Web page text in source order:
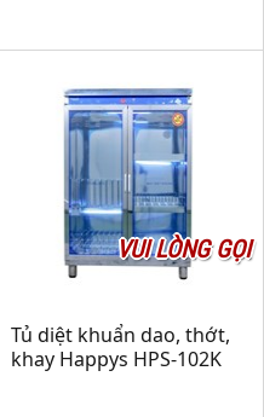
VUI LÒNG GỌI
Tủ diệt khuẩn dao, thớt,
khay Happys HPS-102K